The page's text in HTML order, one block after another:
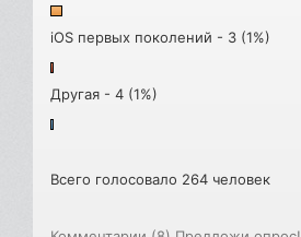
iOS первых поколений - 3 (1%)
Другая - 4 (1%)
Всего голосовало 264 человек